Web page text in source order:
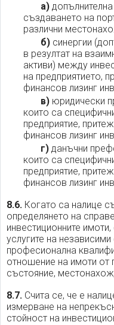
а)допълнителна
създаването на
различни
б)синергии
в резултат на
активи) между
на предприятието,
финансов лизинг
в)юридически
които са
предприятие,
финансов лизинг
г)данъчни
които са
предприятие,
финансов лизинг
8.6. Когато са налице
определянето на
инвестиционните
услугите на
професионална
отношение на имоти от
състояние,
8.7. Счита се, че е
измерване на
стойност на